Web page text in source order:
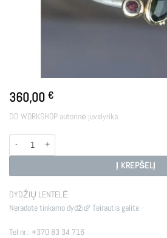
360,00 €
DD WORKSHOP autorinė juvelyrika.
produkto kiekis: NATURE
Į KREPŠELĮ
DYDŽIŲ LENTELĖ
Neradote tinkamo dydžio? Teirautis galite -
Tel nr.: +370 83 34 716